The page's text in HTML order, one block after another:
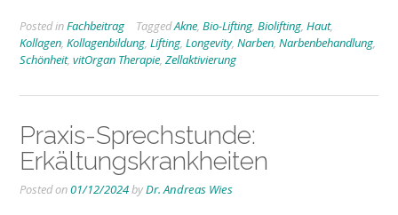
Posted inFachbeitrag TaggedAkne, Bio-Lifting, Biolifting, Haut,
Kollagen, Kollagenbildung, Lifting, Longevity, Narben, Narbenbehandlung,
Schönheit, vitOrgan Therapie, Zellaktivierung
Praxis-Sprechstunde:
Erkältungskrankheiten
Posted on01/12/2024byDr. Andreas Wies